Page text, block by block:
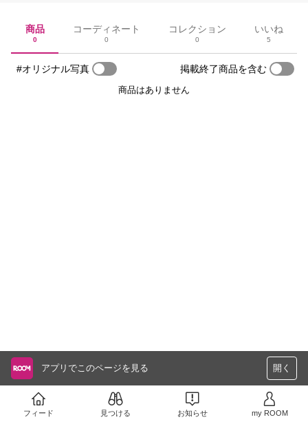
商品
0
コーディネート
0
コレクション
0
いいね
5
#オリジナル写真 掲載終了商品を含む
商品はありません
アプリでこのページを見る 開く
フィード 見つける お知らせ my ROOM